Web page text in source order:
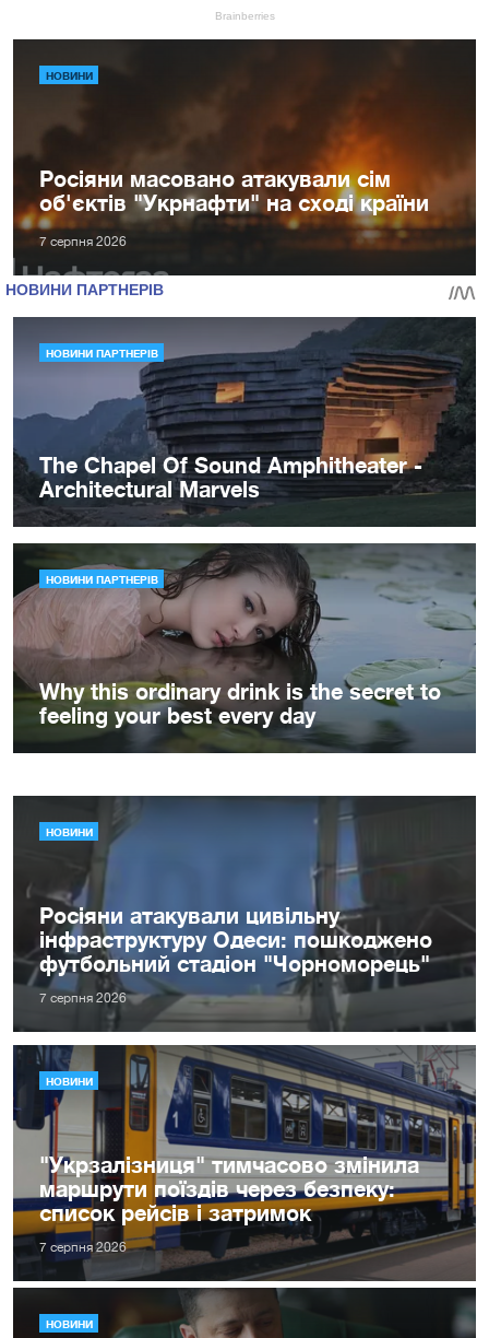
НОВИНИ
Росіяни масовано атакували сім
об'єктів "Укрнафти" на сході країни
7 серпня 2026
НОВИНИ
Росіяни атакували цивільну
інфраструктуру Одеси: пошкоджено
футбольний стадіон "Чорноморець"
7 серпня 2026
НОВИНИ
"Укрзалізниця" тимчасово змінила
маршрути поїздів через безпеку:
список рейсів і затримок
7 серпня 2026
НОВИНИ